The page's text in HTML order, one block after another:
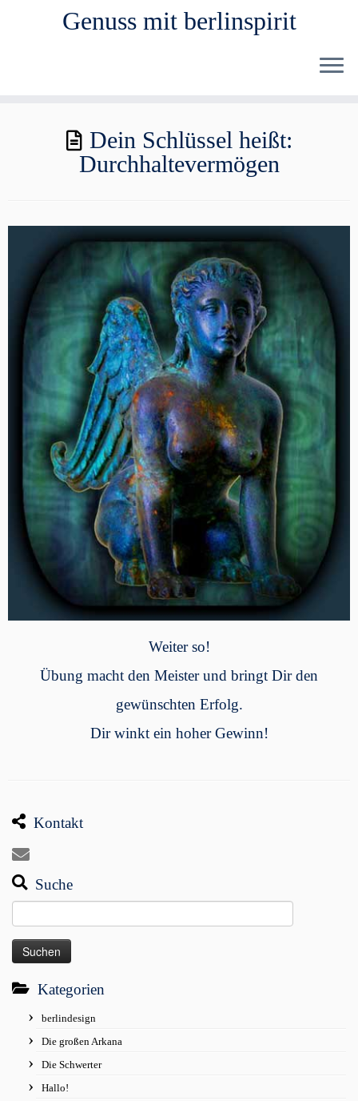
Genuss mit berlinspirit
Dein Schlüssel heißt:
Durchhaltevermögen
Weiter so!
Übung macht den Meister und bringt Dir den
gewünschten Erfolg.
Dir winkt ein hoher Gewinn!
Kontakt
Suche
nach:
Kategorien
berlindesign
Die großen Arkana
Die Schwerter
Hallo!